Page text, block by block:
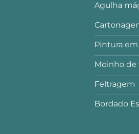
Agulha
Pintura em
Moinho de
Feltragem
Bordado